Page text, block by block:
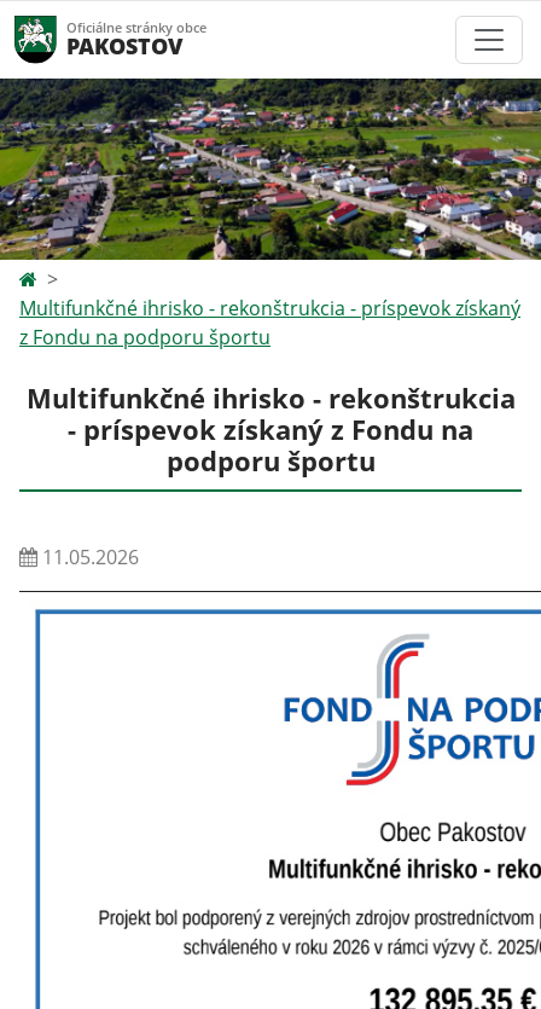
Oficiálne stránky obce
PAKOSTOV
Multifunkčné ihrisko - rekonštrukcia - príspevok získaný
z Fondu na podporu športu
Multifunkčné ihrisko - rekonštrukcia
- príspevok získaný z Fondu na
podporu športu
11.05.2026